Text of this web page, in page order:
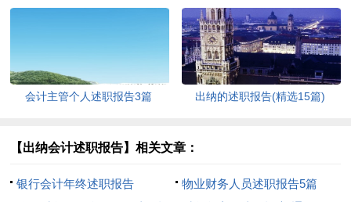
会计主管个人述职报告3篇 出纳的述职报告(精选15篇)
【出纳会计述职报告】相关文章：
银行会计年终述职报告
物业财务人员述职报告5篇